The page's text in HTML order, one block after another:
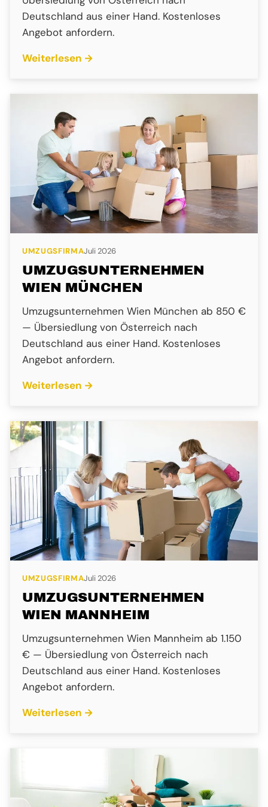
Deutschland aus einer Hand. Kostenloses
Angebot anfordern.
Weiterlesen →
UMZUGSFIRMAJuli 2026
UMZUGSUNTERNEHMEN
WIEN MÜNCHEN
Umzugsunternehmen Wien München ab 850 €
— Übersiedlung von Österreich nach
Deutschland aus einer Hand. Kostenloses
Angebot anfordern.
Weiterlesen →
UMZUGSFIRMAJuli 2026
UMZUGSUNTERNEHMEN
WIEN MANNHEIM
Umzugsunternehmen Wien Mannheim ab 1.150
€ — Übersiedlung von Österreich nach
Deutschland aus einer Hand. Kostenloses
Angebot anfordern.
Weiterlesen →